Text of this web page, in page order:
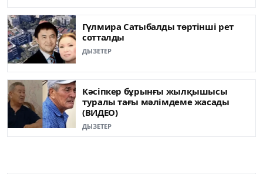
Гүлмира Сатыбалды төртінші рет
сотталды
ДЫЗЕТЕР
Кәсіпкер бұрынғы жылқышысы
туралы тағы мәлімдеме жасады
(ВИДЕО)
ДЫЗЕТЕР